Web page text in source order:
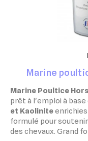
Marine
Marine Poultice
prêt à l'emploi à base
et Kaolinite
formulé pour
des chevaux. Grand